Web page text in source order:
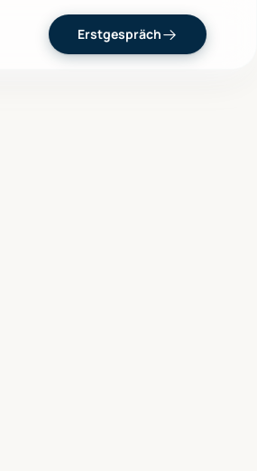
Erstgespräch